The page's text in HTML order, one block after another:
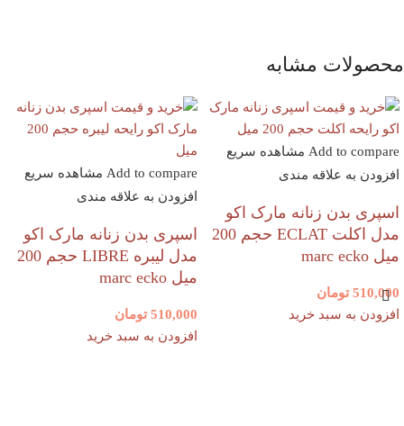
محصولات مشابه
Add to compare مشاهده سریع
افزودن به علاقه مندی
اسپری بدن زنانه مارک اکو
مدل اکلت ECLAT حجم 200
میل marc ecko
510,000 تومان
افزودن به سبد خرید
Add to compare مشاهده سریع
افزودن به علاقه مندی
اسپری بدن زنانه مارک اکو
مدل لیبره LIBRE حجم 200
میل marc ecko
510,000 تومان
افزودن به سبد خرید